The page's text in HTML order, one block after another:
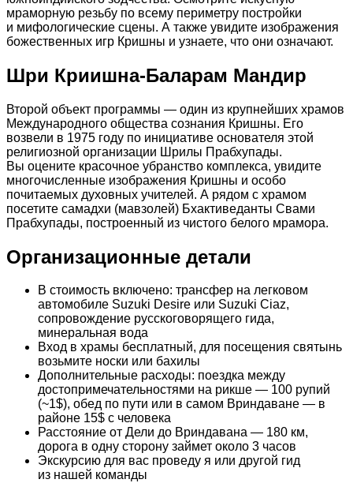
мраморную резьбу по всему периметру постройки
и мифологические сцены. А также увидите изображения
божественных игр Кришны и узнаете, что они означают.
Шри Криишна-Баларам Мандир
Второй объект программы — один из крупнейших храмов
Международного общества сознания Кришны. Его
возвели в 1975 году по инициативе основателя этой
религиозной организации Шрилы Прабхупады.
Вы оцените красочное убранство комплекса, увидите
многочисленные изображения Кришны и особо
почитаемых духовных учителей. А рядом с храмом
посетите самадхи (мавзолей) Бхактиведанты Свами
Прабхупады, построенный из чистого белого мрамора.
Организационные детали
В стоимость включено: трансфер на легковом
автомобиле Suzuki Desire или Suzuki Ciaz,
сопровождение русскоговорящего гида,
минеральная вода
Вход в храмы бесплатный, для посещения святынь
возьмите носки или бахилы
Дополнительные расходы: поездка между
достопримечательностями на рикше — 100 рупий
(~1$), обед по пути или в самом Вриндаване — в
районе 15$ с человека
Расстояние от Дели до Вриндавана — 180 км,
дорога в одну сторону займет около 3 часов
Экскурсию для вас проведу я или другой гид
из нашей команды